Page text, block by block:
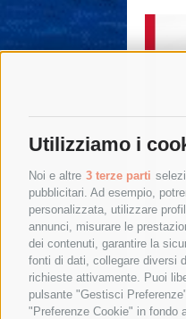
Utilizziamo i
Noi e altre 3 terze parti
pubblicitari. Ad esempio,
personalizzata, utilizzare
annunci, misurare le
dei contenuti, garantire la
fonti di dati, collegare diversi
richieste attivamente. Puoi
pulsante "Gestisci
"Preferenze Cookie" in fondo